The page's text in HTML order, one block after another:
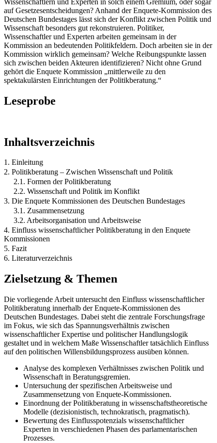
auf Gesetzesentscheidungen? Anhand der Enquete-Kommission des
Deutschen Bundestages lässt sich der Konflikt zwischen Politik und
Wissenschaft besonders gut rekonstruieren. Politiker,
Wissenschaftler und Experten arbeiten gemeinsam in der
Kommission an bedeutenden Politikfeldern. Doch arbeiten sie in der
Kommission wirklich gemeinsam? Welche Reibungspunkte lassen
sich zwischen beiden Akteuren identifizieren? Nicht ohne Grund
gehört die Enquete Kommission „mittlerweile zu den
spektakulärsten Einrichtungen der Politikberatung.“
Leseprobe
Inhaltsverzeichnis
1. Einleitung
2. Politikberatung – Zwischen Wissenschaft und Politik
2.1. Formen der Politikberatung
2.2. Wissenschaft und Politik im Konflikt
3. Die Enquete Kommissionen des Deutschen Bundestages
3.1. Zusammensetzung
3.2. Arbeitsorganisation und Arbeitsweise
4. Einfluss wissenschaftlicher Politikberatung in den Enquete
Kommissionen
5. Fazit
6. Literaturverzeichnis
Zielsetzung & Themen
Die vorliegende Arbeit untersucht den Einfluss wissenschaftlicher
Politikberatung innerhalb der Enquete-Kommissionen des
Deutschen Bundestages. Dabei steht die zentrale Forschungsfrage
im Fokus, wie sich das Spannungsverhältnis zwischen
wissenschaftlicher Expertise und politischer Handlungslogik
gestaltet und in welchem Maße Wissenschaftler tatsächlich Einfluss
auf den politischen Willensbildungsprozess ausüben können.
Analyse des komplexen Verhältnisses zwischen Politik und
Wissenschaft in Beratungsgremien.
Untersuchung der spezifischen Arbeitsweise und
Zusammensetzung von Enquete-Kommissionen.
Einordnung der Politikberatung in wissenschaftstheoretische
Modelle (dezisionistisch, technokratisch, pragmatisch).
Bewertung des Einflusspotenzials wissenschaftlicher
Experten in verschiedenen Phasen des parlamentarischen
Prozesses.